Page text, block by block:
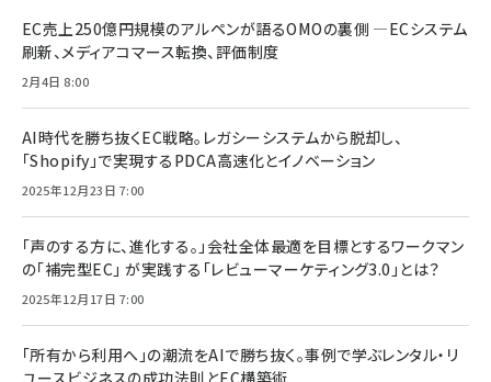
EC売上250億円規模のアルペンが語るOMOの裏側 ―ECシステム
刷新、メディアコマース転換、評価制度
2月4日 8:00
AI時代を勝ち抜くEC戦略。レガシーシステムから脱却し、
「Shopify」で実現するPDCA高速化とイノベーション
2025年12月23日 7:00
「声のする方に、進化する。」会社全体最適を目標とするワークマン
の「補完型EC」 が実践する「レビューマーケティング3.0」とは？
2025年12月17日 7:00
「所有から利用へ」の潮流をAIで勝ち抜く。事例で学ぶレンタル・リ